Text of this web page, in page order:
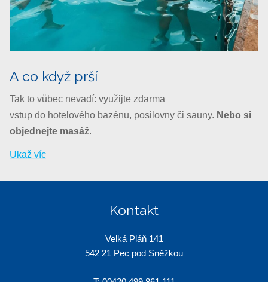
A co když prší
Tak to vůbec nevadí: využijte zdarma
vstup do hotelového bazénu, posilovny či sauny. Nebo si
objednejte masáž.
Ukaž víc
Kontakt
Velká Pláň 141
542 21 Pec pod Sněžkou